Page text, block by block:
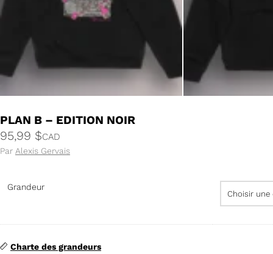
PLAN B – EDITION NOIR
95,99 $CAD
Par Alexis Gervais
Grandeur
Charte des grandeurs